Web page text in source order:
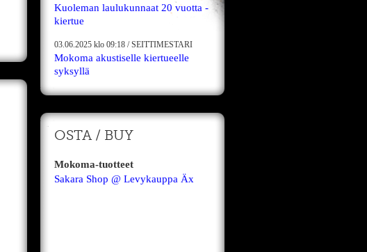
Kuoleman laulukunnaat 20 vuotta -
kiertue
03.06.2025 klo 09:18 /SEITTIMESTARI
Mokoma akustiselle kiertueelle
syksyllä
OSTA / BUY
Mokoma-tuotteet
Sakara Shop @ Levykauppa Äx